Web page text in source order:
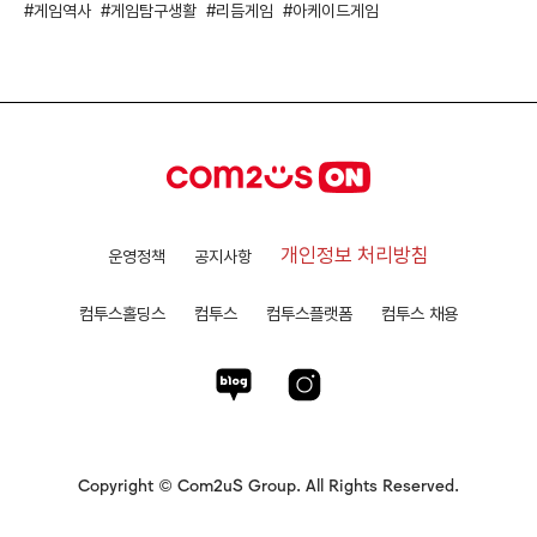
게임역사 게임탐구생활 리듬게임 아케이드게임
운영정책 공지사항 개인정보 처리방침
컴투스홀딩스 컴투스 컴투스플랫폼 컴투스 채용
Copyright © Com2uS Group. All Rights Reserved.